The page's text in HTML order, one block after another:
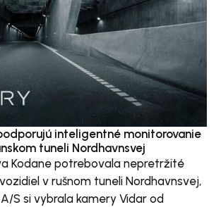
inteligentné monitorovanie
tuneli Nordhavnsvej
Kodane potrebovala nepretržité
v rušnom tuneli Nordhavnsvej,
S si vybrala kamery Vidar od